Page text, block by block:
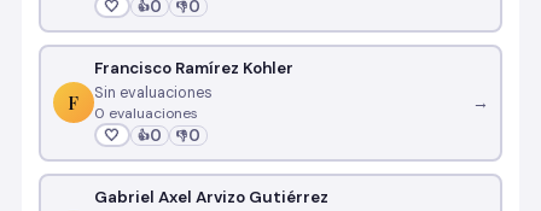
🤍 👍0 👎0
F
Francisco Ramírez Kohler
Sin evaluaciones
0 evaluaciones
🤍 👍0 👎0
→
Gabriel Axel Arvizo Gutiérrez